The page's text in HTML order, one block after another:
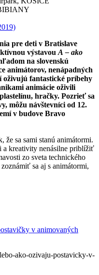
pre deti v Bratislave
výstavou A – ako
na slovenskú
animátorov, nenápadných
fantastické príbehy
animácie oživili
hračky. Pozrieť sa
môžu návštevníci od 12.
v budove Bravo
sa sami stanú animátormi.
a kreativity nenásilne priblížiť
zo sveta technického
sa aj s animátormi,
v animovaných
ako-ozivaju-postavicky-v-